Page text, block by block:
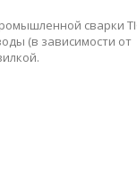
сварки
(в зависимости от